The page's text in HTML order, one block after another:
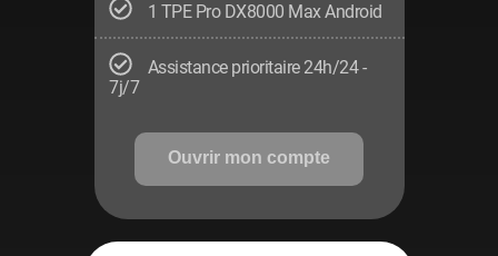
1 TPE Pro DX8000 Max Android
Assistance prioritaire 24h/24 -
7j/7
Ouvrir mon compte